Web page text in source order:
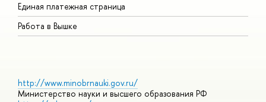
Единая платежная страница
Работа в Вышке
http://www.minobrnauki.gov.ru/
Министерство науки и высшего образования РФ